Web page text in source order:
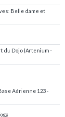
Belle dame et
du Dojo (Artenium -
Aérienne 123 -